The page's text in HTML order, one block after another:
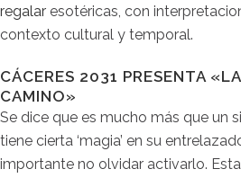
regalar esotéricas, con
contexto cultural y temporal.
CÁCERES 2031 PRESENTA
CAMINO»
Se dice que es mucho más que un
tiene cierta ‘magia’ en su
importante no olvidar activarlo.